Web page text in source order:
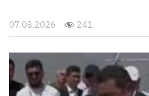
07.08.2026 241